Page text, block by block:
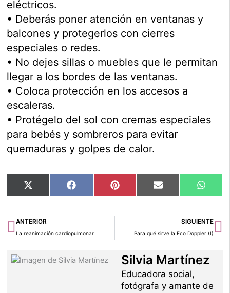
eléctricos.
• Deberás poner atención en ventanas y
balcones y protegerlos con cierres
especiales o redes.
• No dejes sillas o muebles que le permitan
llegar a los bordes de las ventanas.
• Coloca protección en los accesos a
escaleras.
• Protégelo del sol con cremas especiales
para bebés y sombreros para evitar
quemaduras y golpes de calor.
Compartir
en
X
(Twitter)
Compartir
en
Facebook Compartir
en
Pinterest Compartir
en
Email
en
Ant
ANTERIOR
La reanimación cardiopulmonar
SIGUIENTE
Para qué sirve la Eco Doppler (I)
Silvia Martínez
Educadora social,
fotógrafa y amante de